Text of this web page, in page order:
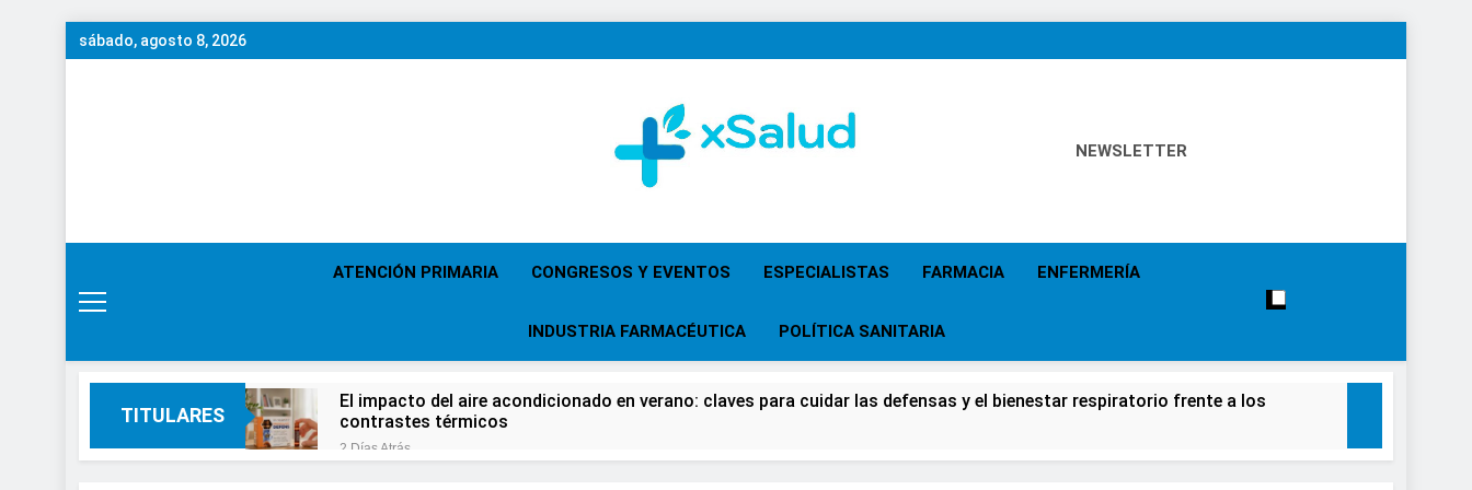
Saltar
al
sábado, agosto 8, 2026
XSalud
NEWSLETTER
ATENCIÓN PRIMARIA CONGRESOS Y EVENTOS ESPECIALISTAS FARMACIA ENFERMERÍA
INDUSTRIA FARMACÉUTICA POLÍTICA SANITARIA
TITULARES
El impacto del aire acondicionado en verano: claves para cuidar las defensas y el bienestar respiratorio frente a los
contrastes térmicos
2 Días Atrás